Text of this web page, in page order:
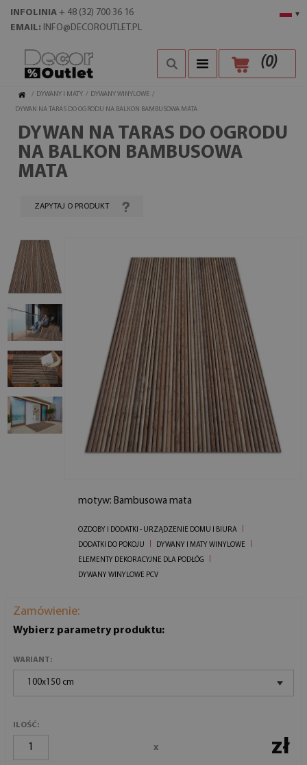
▾
INFOLINIA + 48 (32) 700 36 16
EMAIL: INFO@DECOROUTLET.PL
(0)
/ DYWANY I MATY / DYWANY WINYLOWE /
DYWAN NA TARAS DO OGRODU NA BALKON BAMBUSOWA MATA
DYWAN NA TARAS DO OGRODU
NA BALKON BAMBUSOWA
MATA
ZAPYTAJ O PRODUKT
motyw: Bambusowa mata
OZDOBY I DODATKI - URZĄDZENIE DOMU I BIURA
DODATKI DO POKOJU
DYWANY I MATY WINYLOWE
ELEMENTY DEKORACYJNE DLA PODŁÓG
DYWANY WINYLOWE PCV
Zamówienie:
Wybierz parametry produktu:
WARIANT:
100x150 cm
ILOŚĆ:
x zł